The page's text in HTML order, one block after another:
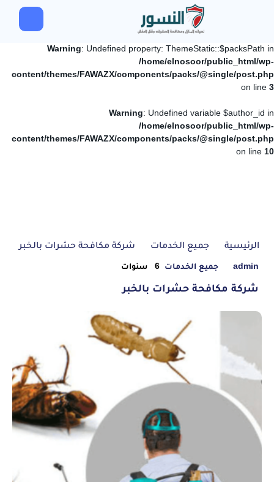
Warning: Undefined property: ThemeStatic::$packsPath in
/home/elnosoor/public_html/wp-
content/themes/FAWAZX/components/packs/@single/post.php
on line 3
Warning: Undefined variable $author_id in
/home/elnosoor/public_html/wp-
content/themes/FAWAZX/components/packs/@single/post.php
on line 10
الرئيسية جميع الخدمات شركة مكافحة حشرات بالخبر
admin جميع الخدمات 6 سنوات
شركة مكافحة حشرات بالخبر